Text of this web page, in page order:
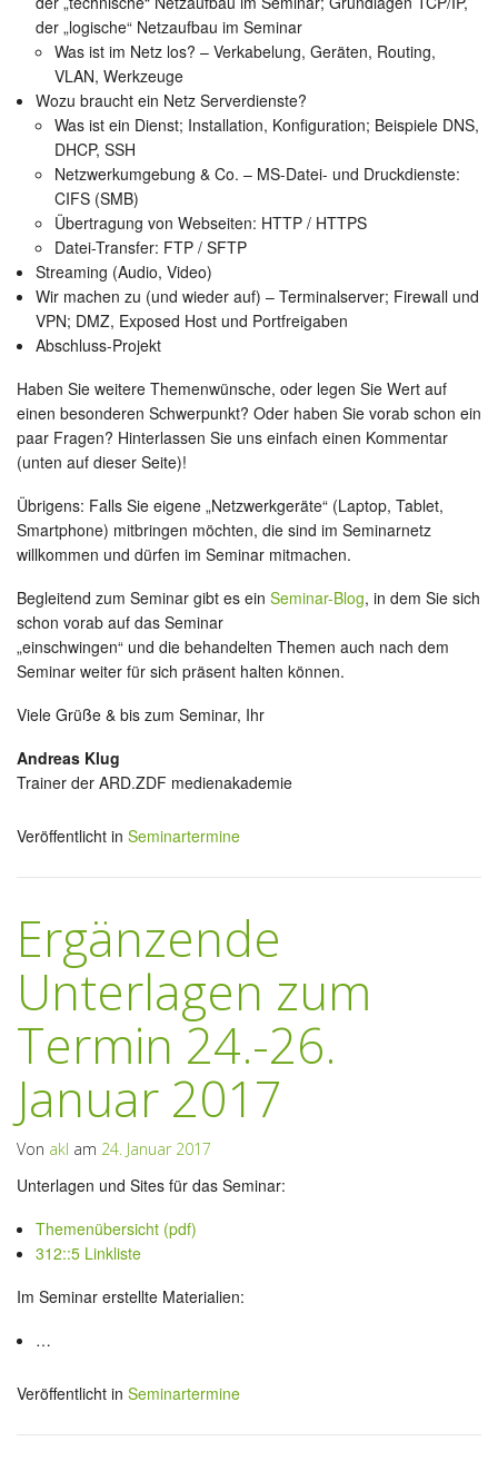
der „logische“ Netzaufbau im Seminar
Was ist im Netz los? – Verkabelung, Geräten, Routing,
VLAN, Werkzeuge
Wozu braucht ein Netz Serverdienste?
Was ist ein Dienst; Installation, Konfiguration; Beispiele DNS,
DHCP, SSH
Netzwerkumgebung & Co. – MS-Datei- und Druckdienste:
CIFS (SMB)
Übertragung von Webseiten: HTTP / HTTPS
Datei-Transfer: FTP / SFTP
Streaming (Audio, Video)
Wir machen zu (und wieder auf) – Terminalserver; Firewall und
VPN; DMZ, Exposed Host und Portfreigaben
Abschluss-Projekt
Haben Sie weitere Themenwünsche, oder legen Sie Wert auf
einen besonderen Schwerpunkt? Oder haben Sie vorab schon ein
paar Fragen? Hinterlassen Sie uns einfach einen Kommentar
(unten auf dieser Seite)!
Übrigens: Falls Sie eigene „Netzwerkgeräte“ (Laptop, Tablet,
Smartphone) mitbringen möchten, die sind im Seminarnetz
willkommen und dürfen im Seminar mitmachen.
Begleitend zum Seminar gibt es ein Seminar-Blog, in dem Sie sich
schon vorab auf das Seminar
„einschwingen“ und die behandelten Themen auch nach dem
Seminar weiter für sich präsent halten können.
Viele Grüße & bis zum Seminar, Ihr
Andreas Klug
Trainer der ARD.ZDF medienakademie
Veröffentlicht in Seminartermine
Ergänzende
Unterlagen zum
Termin 24.-26.
Januar 2017
Von akl am 24. Januar 2017
Unterlagen und Sites für das Seminar:
Themenübersicht (pdf)
312::5 Linkliste
Im Seminar erstellte Materialien:
…
Veröffentlicht in Seminartermine